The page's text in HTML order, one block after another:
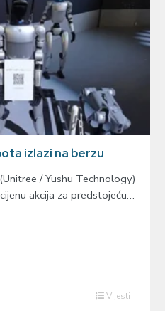
izlazi na berzu
/ Yushu Technology)
akcija za predstojeću…
Vijesti